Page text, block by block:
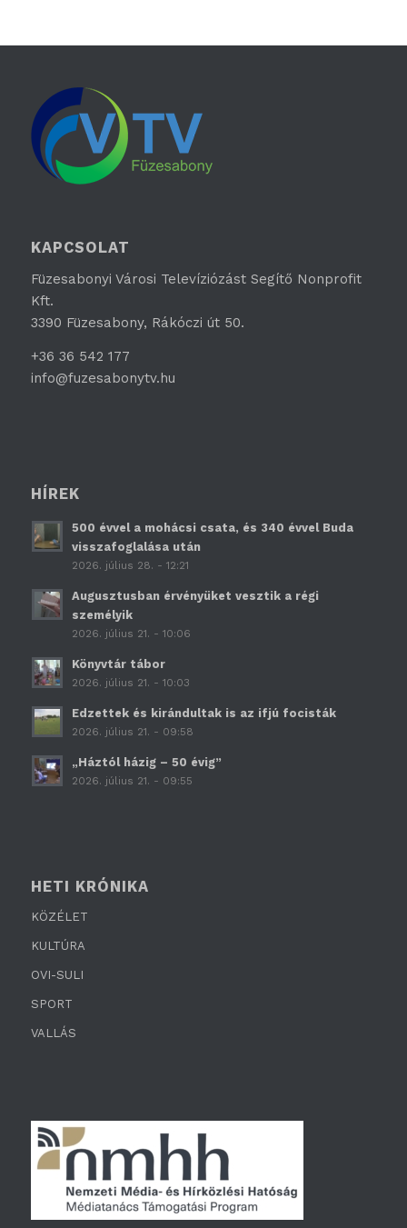
KAPCSOLAT
Füzesabonyi Városi Televíziózást Segítő Nonprofit
Kft.
3390 Füzesabony, Rákóczi út 50.
+36 36 542 177
info@fuzesabonytv.hu
HÍREK
500 évvel a mohácsi csata, és 340 évvel Buda
visszafoglalása után
2026. július 28. - 12:21
Augusztusban érvényüket vesztik a régi
személyik
2026. július 21. - 10:06
Könyvtár tábor
2026. július 21. - 10:03
Edzettek és kirándultak is az ifjú focisták
2026. július 21. - 09:58
„Háztól házig – 50 évig”
2026. július 21. - 09:55
HETI KRÓNIKA
KÖZÉLET
KULTÚRA
OVI-SULI
SPORT
VALLÁS